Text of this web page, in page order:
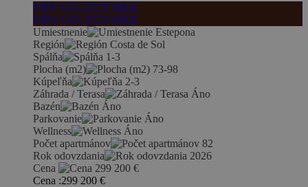
NEW GOLDEN MILE
NEW GOLDEN MILE
Umiestnenie
Estepona
Región
Costa de Sol
Spálňa
1-3
Plocha (m2)
73-98
Kúpeľňa
2-3
Záhrada / Terasa
Áno
Bazén
Áno
Parkovanie
Áno
Wellness
Áno
Počet apartmánov
82
Rok odovzdania
2026
Cena
299 200 €
Cena :299 200 €